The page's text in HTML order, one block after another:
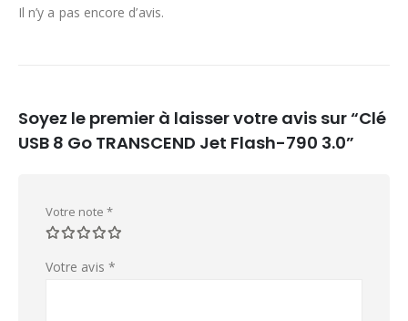
Il n’y a pas encore d’avis.
Soyez le premier à laisser votre avis sur “Clé
USB 8 Go TRANSCEND Jet Flash-790 3.0”
Votre note *
Votre avis *